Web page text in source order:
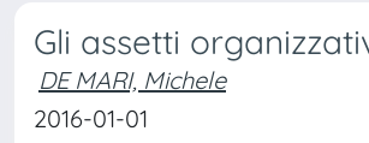
Gli assetti
DE MARI, Michele
2016-01-01